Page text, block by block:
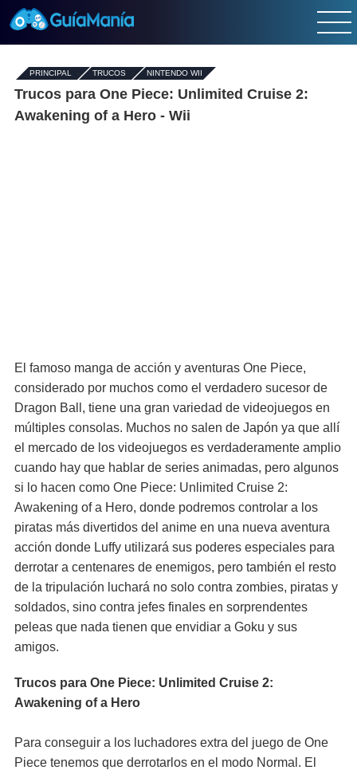
PRINCIPAL - TRUCOS› NINTENDO WII
Trucos para One Piece: Unlimited Cruise 2:
Awakening of a Hero - Wii
El famoso manga de acción y aventuras One Piece,
considerado por muchos como el verdadero sucesor de
Dragon Ball, tiene una gran variedad de videojuegos en
múltiples consolas. Muchos no salen de Japón ya que allí
el mercado de los videojuegos es verdaderamente amplio
cuando hay que hablar de series animadas, pero algunos
si lo hacen como One Piece: Unlimited Cruise 2:
Awakening of a Hero, donde podremos controlar a los
piratas más divertidos del anime en una nueva aventura
acción donde Luffy utilizará sus poderes especiales para
derrotar a centenares de enemigos, pero también el resto
de la tripulación luchará no solo contra zombies, piratas y
soldados, sino contra jefes finales en sorprendentes
peleas que nada tienen que envidiar a Goku y sus
amigos.
Trucos para One Piece: Unlimited Cruise 2:
Awakening of a Hero
Para conseguir a los luchadores extra del juego de One
Piece tenemos que derrotarlos en el modo Normal. El